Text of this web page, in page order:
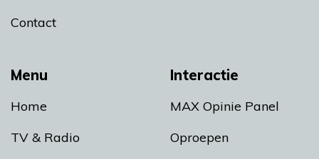
Menu
Home
TV & Radio
Interactie
MAX Opinie Panel
Oproepen
Contact